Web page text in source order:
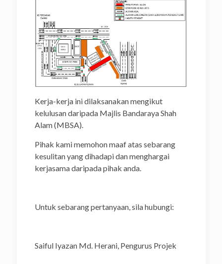
Kerja-kerja ini dilaksanakan mengikut
kelulusan daripada Majlis Bandaraya Shah
Alam (MBSA).
Pihak kami memohon maaf atas sebarang
kesulitan yang dihadapi dan menghargai
kerjasama daripada pihak anda.
Untuk sebarang pertanyaan, sila hubungi:
Saiful Iyazan Md. Herani, Pengurus Projek